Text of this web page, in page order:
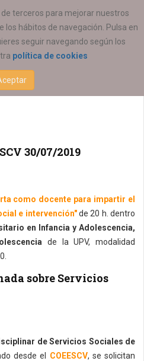
terceros para mejorar nuestros
los hábitos de navegación. Pulsa en
seguir navegando según los
política de cookies
30/07/2019
como docente para impartir el
e intervención"de 20 h. dentro
en Infancia y Adolescencia,
de la UPV, modalidad
sobre Servicios
de Servicios Sociales de
desde el COEESCV, se solicitan